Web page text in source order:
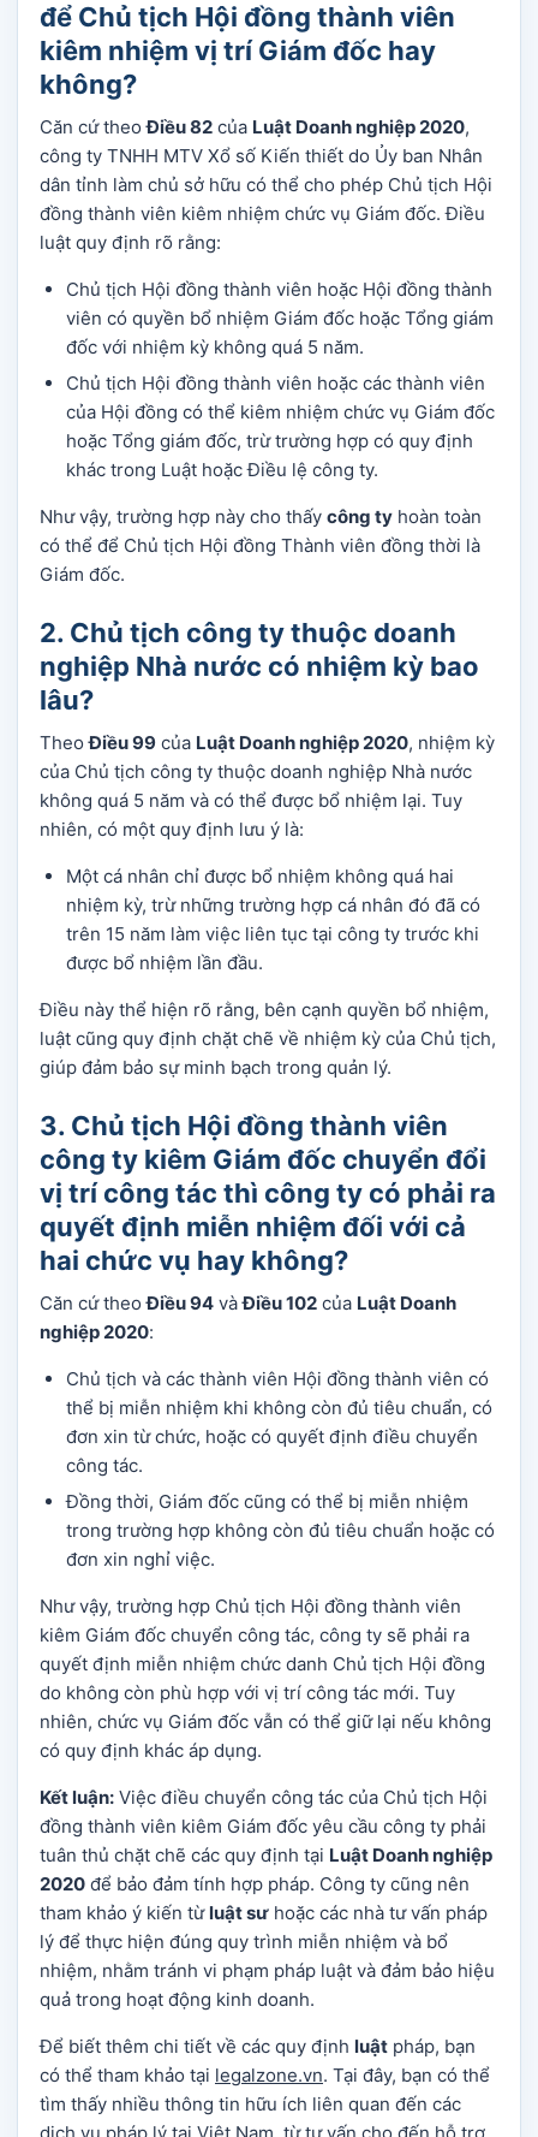
để Chủ tịch Hội đồng thành viên
kiêm nhiệm vị trí Giám đốc hay
không?
Căn cứ theoĐiều 82 của Luật Doanh nghiệp 2020,
công ty TNHH MTV Xổ số Kiến thiết do Ủy ban Nhân
dân tỉnh làm chủ sở hữu có thể cho phép Chủ tịch Hội
đồng thành viên kiêm nhiệm chức vụ Giám đốc. Điều
luật quy định rõ rằng:
Chủ tịch Hội đồng thành viên hoặc Hội đồng thành
viên có quyền bổ nhiệm Giám đốc hoặc Tổng giám
đốc với nhiệm kỳ không quá 5 năm.
Chủ tịch Hội đồng thành viên hoặc các thành viên
của Hội đồng có thể kiêm nhiệm chức vụ Giám đốc
hoặc Tổng giám đốc, trừ trường hợp có quy định
khác trong Luật hoặc Điều lệ công ty.
Như vậy, trường hợp này cho thấy công ty hoàn toàn
có thể để Chủ tịch Hội đồng Thành viên đồng thời là
Giám đốc.
2. Chủ tịch công ty thuộc doanh
nghiệp Nhà nước có nhiệm kỳ bao
lâu?
TheoĐiều 99 của Luật Doanh nghiệp 2020, nhiệm kỳ
của Chủ tịch công ty thuộc doanh nghiệp Nhà nước
không quá 5 năm và có thể được bổ nhiệm lại. Tuy
nhiên, có một quy định lưu ý là:
Một cá nhân chỉ được bổ nhiệm không quá hai
nhiệm kỳ, trừ những trường hợp cá nhân đó đã có
trên 15 năm làm việc liên tục tại công ty trước khi
được bổ nhiệm lần đầu.
Điều này thể hiện rõ rằng, bên cạnh quyền bổ nhiệm,
luật cũng quy định chặt chẽ về nhiệm kỳ của Chủ tịch,
giúp đảm bảo sự minh bạch trong quản lý.
3. Chủ tịch Hội đồng thành viên
công ty kiêm Giám đốc chuyển đổi
vị trí công tác thì công ty có phải ra
quyết định miễn nhiệm đối với cả
hai chức vụ hay không?
Căn cứ theoĐiều 94 vàĐiều 102 của Luật Doanh
nghiệp 2020:
Chủ tịch và các thành viên Hội đồng thành viên có
thể bị miễn nhiệm khi không còn đủ tiêu chuẩn, có
đơn xin từ chức, hoặc có quyết định điều chuyển
công tác.
Đồng thời, Giám đốc cũng có thể bị miễn nhiệm
trong trường hợp không còn đủ tiêu chuẩn hoặc có
đơn xin nghỉ việc.
Như vậy, trường hợp Chủ tịch Hội đồng thành viên
kiêm Giám đốc chuyển công tác, công ty sẽ phải ra
quyết định miễn nhiệm chức danh Chủ tịch Hội đồng
do không còn phù hợp với vị trí công tác mới. Tuy
nhiên, chức vụ Giám đốc vẫn có thể giữ lại nếu không
có quy định khác áp dụng.
Kết luận: Việc điều chuyển công tác của Chủ tịch Hội
đồng thành viên kiêm Giám đốc yêu cầu công ty phải
tuân thủ chặt chẽ các quy định tại Luật Doanh nghiệp
2020 để bảo đảm tính hợp pháp. Công ty cũng nên
tham khảo ý kiến từ luật sư hoặc các nhà tư vấn pháp
lý để thực hiện đúng quy trình miễn nhiệm và bổ
nhiệm, nhằm tránh vi phạm pháp luật và đảm bảo hiệu
quả trong hoạt động kinh doanh.
Để biết thêm chi tiết về các quy định luật pháp, bạn
có thể tham khảo tại legalzone.vn. Tại đây, bạn có thể
tìm thấy nhiều thông tin hữu ích liên quan đến các